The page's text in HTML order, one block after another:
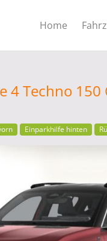
Home
4 Techno
Einparkhilfe hinten